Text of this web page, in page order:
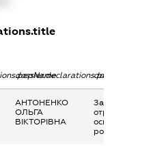
dossier.declarations.personName
АНТОНЕНКО
ОЛЬГА
ВІКТОРІВНА
Заробітна плата
отримана за
основним місцем
роботи